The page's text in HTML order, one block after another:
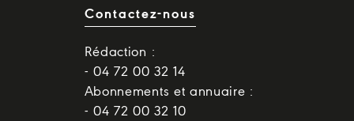
Contactez-nous
Rédaction :
- 04 72 00 32 14
Abonnements et annuaire :
- 04 72 00 32 10